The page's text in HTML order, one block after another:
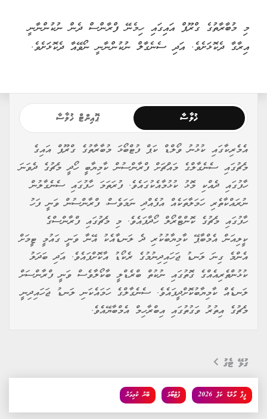
މި މުބާރާތުގެ ގްރޫޕް އައިގައި ހިމެނޭ ފްރާންސް ދެން ނުކުންނާނީ
އިރާގާ ދެކޮޅަށެވެ. އަދި ސެނެގާލް ނުކުންނާނީ ނޯވޭއާ ދެކޮޅަށެވެ.
ޚުލާސާ ޕޮއިންޓް ޚުލާސާ
އެމެރިކާގައި ކުޅުނު ވޯލްޑް ކަޕް ފުޓްބޯޅަ މުބާރާތުގެ ގްރޫޕް އައިގެ
މެޗުގައި ސެނެގާލްގެ މައްޗަށް ފްރާންސުން ކާމިޔާބީ ހޯދީ މެޗުގެ ދެވަނަ
ހާފުގައި ދެއްކި މޮޅު ކުޅުމާއެކުގައެވެ. ފުރަތަމަ ހާފުގައި ސެނެގާލުން
ނުރައްކާތެރި ހަމަލާތަކެއް އުފެއްދި ނަމަވެސް، ފްރާންސުން ވަނީ ފަހު
ހާފުގައި މެޗުގެ ކޮންޓްރޯލް ހޯދާފައެވެ. މި މެޗުގައި ފްރާންސްގެ
ކީލިއަން އެމްބާޕޭ ކާމިޔާބުކުރި ދެ ލަނޑާއެކު އޭނާ ވަނީ ގައުމީ ޓީމަށް
އެންމެ ގިނަ ލަނޑު ޖަހައިދިނުމުގެ ރެކޯޑު އާކޮށްފައެވެ. އަދި ބަދަލު
ކުޅުންތެރިއެއްގެ ގޮތުގައި ނުކުތް ބްރެޑްލީ ބާކޯލާވެސް ވަނީ ފްރާންސަށް
ލަނޑެއް ކާމިޔާބުކޮށްދީފައެވެ. ސެނެގާލްގެ ހަމައެކަނި ލަނޑު ޖަހައިދިނީ
މެޗުގެ އިތުރު ވަގުތުގައި އިބްރާހިމް އެމްބާޔޭއެވެ.
ގުޅޭ ޓެގު
ބޭރު ކުޅިވަރު ފުޓްބޯޅަ ފީފާ ވޯލްޑް ކަޕް 2026